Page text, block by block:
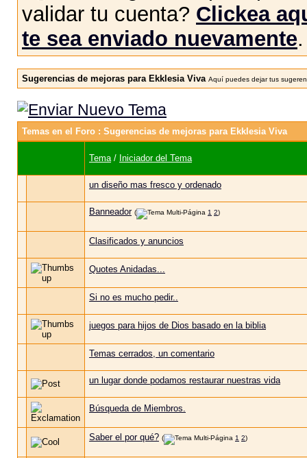
validar tu cuenta? Clickea
te sea enviado nuevamente.
Sugerencias de mejoras para Ekklesia Viva Aquí puedes dejar tus
Temas en el Foro : Sugerencias de mejoras para Ekklesia Viva
Tema/ Iniciador del Tema
un diseño mas fresco y ordenado
Banneador ( 1 2)
Clasificados y anuncios
Quotes Anidadas...
Si no es mucho pedir..
juegos para hijos de Dios basado en la biblia
Temas cerrados, un comentario
un lugar donde podamos restaurar nuestras vida
Búsqueda de Miembros.
Saber el por qué? ( 1 2)